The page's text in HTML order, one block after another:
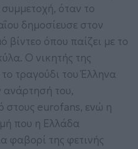
όταν το
δημοσίευσε στον
όπου παίζει με το
Ο νικητής της
τραγούδι του Έλληνα
του,
στους eurofans, ενώ η
που η Ελλάδα
φαβορί της φετινής